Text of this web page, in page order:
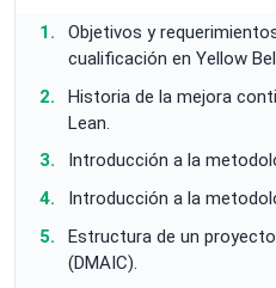
Objetivos y
cualificación en Yellow
Historia de la mejora
Lean.
Introducción a la
Introducción a la
Estructura de un
(DMAIC).